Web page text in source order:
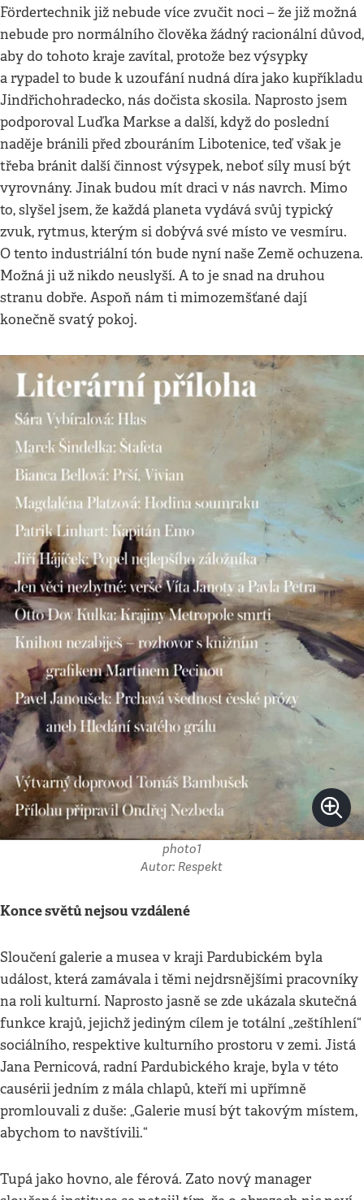
Fördertechnik již nebude více zvučit noci – že již možná
nebude pro normálního člověka žádný racionální důvod,
aby do tohoto kraje zavítal, protože bez výsypky
a rypadel to bude k uzoufání nudná díra jako kupříkladu
Jindřichohradecko, nás dočista skosila. Naprosto jsem
podporoval Luďka Markse a další, když do poslední
naděje bránili před zbouráním Libotenice, teď však je
třeba bránit další činnost výsypek, neboť síly musí být
vyrovnány. Jinak budou mít draci v nás navrch. Mimo
to, slyšel jsem, že každá planeta vydává svůj typický
zvuk, rytmus, kterým si dobývá své místo ve vesmíru.
O tento industriální tón bude nyní naše Země ochuzena.
Možná ji už nikdo neuslyší. A to je snad na druhou
stranu dobře. Aspoň nám ti mimozemšťané dají
konečně svatý pokoj.
photo1
Autor: Respekt
Konce světů nejsou vzdálené
Sloučení galerie a musea v kraji Pardubickém byla
událost, která zamávala i těmi nejdrsnějšími pracovníky
na roli kulturní. Naprosto jasně se zde ukázala skutečná
funkce krajů, jejichž jediným cílem je totální „zeštíhlení“
sociálního, respektive kulturního prostoru v zemi. Jistá
Jana Pernicová, radní Pardubického kraje, byla v této
causérii jedním z mála chlapů, kteří mi upřímně
promlouvali z duše: „Galerie musí být takovým místem,
abychom to navštívili.“
Tupá jako hovno, ale férová. Zato nový manager